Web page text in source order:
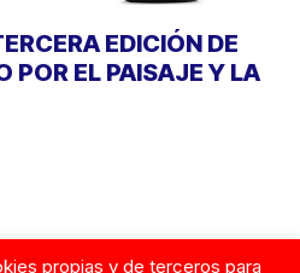
EDICIÓN DE
POR EL PAISAJE Y LA
propias y de terceros para